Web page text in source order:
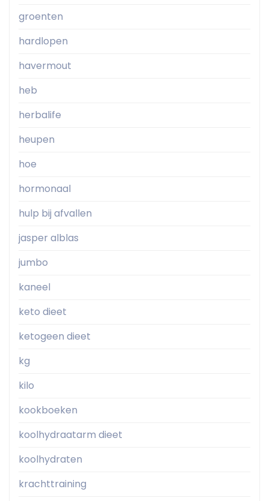
groenten
hardlopen
havermout
heb
herbalife
heupen
hoe
hormonaal
hulp bij afvallen
jasper alblas
jumbo
kaneel
keto dieet
ketogeen dieet
kg
kilo
kookboeken
koolhydraatarm dieet
koolhydraten
krachttraining